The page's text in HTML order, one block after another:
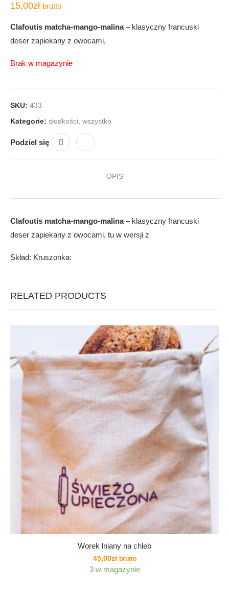
15,00zł brutto
Clafoutis matcha-mango-malina– klasyczny francuski
deser zapiekany z owocami,
Brak w magazynie
SKU: 433
Kategorie: słodkości wszystko
Podziel się
OPIS
Clafoutis matcha-mango-malina– klasyczny francuski
deser zapiekany z owocami, tu w wersji z
Skład: Kruszonka:
RELATED PRODUCTS
Worek lniany na chleb
45,00zł brutto
3 w magazynie